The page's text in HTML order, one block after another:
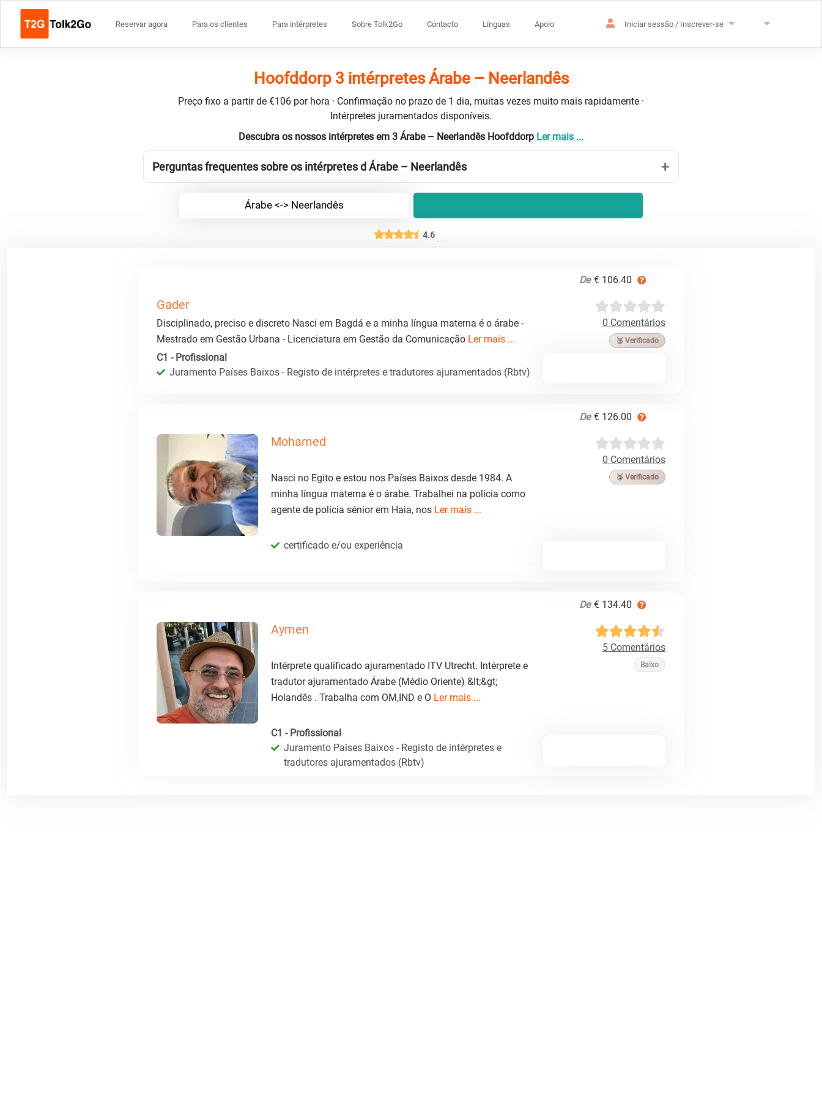
Reservar agora Para os clientes Para intérpretes Sobre Tolk2Go Contacto Línguas Apoio Iniciar sessão / Inscrever-se
Hoofddorp 3 intérpretes Árabe – Neerlandês
Preço fixo a partir de €106 por hora · Confirmação no prazo de 1 dia, muitas vezes muito mais rapidamente ·
Intérpretes juramentados disponíveis.
Descubra os nossos intérpretes em 3 Árabe – Neerlandês Hoofddorp Ler mais ...
Perguntas frequentes sobre os intérpretes d Árabe – Neerlandês
Árabe <-> Neerlandês
4.6
De € 106.40
Gader
0 Comentários
🥉 Verificado
Disciplinado, preciso e discreto Nasci em Bagdá e a minha língua materna é o árabe -
Mestrado em Gestão Urbana - Licenciatura em Gestão da Comunicação Ler mais ...
C1 - Profissional
Juramento Países Baixos - Registo de intérpretes e tradutores ajuramentados (Rbtv)
De € 126.00
Mohamed
0 Comentários
🥉 Verificado
Nasci no Egito e estou nos Países Baixos desde 1984. A
minha língua materna é o árabe. Trabalhei na polícia como
agente de polícia sénior em Haia, nos Ler mais ...
certificado e/ou experiência
De € 134.40
Aymen
5 Comentários
Baixo
Intérprete qualificado ajuramentado ITV Utrecht. Intérprete e
tradutor ajuramentado Árabe (Médio Oriente) &lt;&gt;
Holandês . Trabalha com OM,IND e O Ler mais ...
C1 - Profissional
Juramento Países Baixos - Registo de intérpretes e
tradutores ajuramentados (Rbtv)